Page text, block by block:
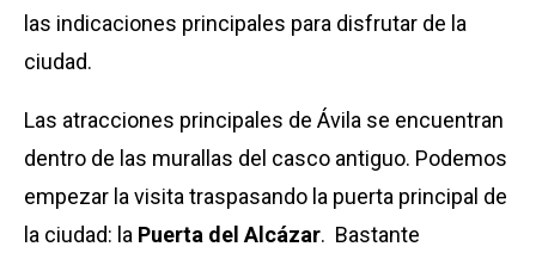
las indicaciones principales para disfrutar de la
ciudad.
Las atracciones principales de Ávila se encuentran
dentro de las murallas del casco antiguo. Podemos
empezar la visita traspasando la puerta principal de
la ciudad: la Puerta del Alcázar. Bastante